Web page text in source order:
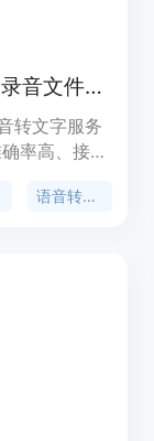
语音转文字,支持实时语音识别、录音文件识别等
转文字服务
率高、接入
三种服务形
语音转文字